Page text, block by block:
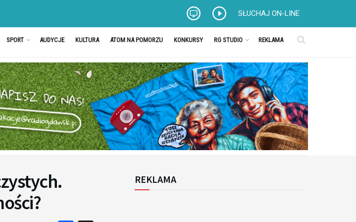
SŁUCHAJ ON-LINE
SPORT AUDYCJE KULTURA ATOM NA POMORZU KONKURSY RG STUDIO REKLAMA
REKLAMA